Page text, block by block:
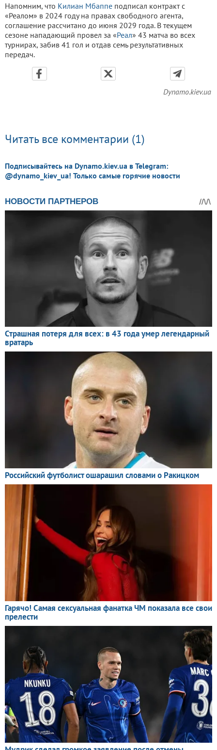
Напомним, что Килиан Мбаппе подписал контракт с
«Реалом» в 2024 году на правах свободного агента,
соглашение рассчитано до июня 2029 года. В текущем
сезоне нападающий провел за «Реал» 43 матча во всех
турнирах, забив 41 гол и отдав семь результативных
передач.
Dynamo.kiev.ua
Читать все комментарии (1)
Подписывайтесь на Dynamo.kiev.ua в Telegram:
@dynamo_kiev_ua! Только самые горячие новости